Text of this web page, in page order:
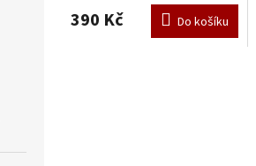
390 Kč Do košíku